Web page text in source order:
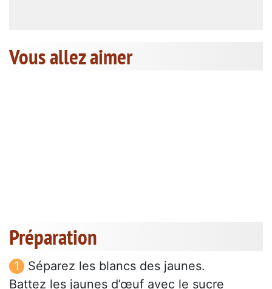
Vous allez aimer
Préparation
Séparez les blancs des jaunes.
Battez les jaunes d’œuf avec le sucre